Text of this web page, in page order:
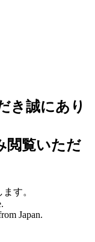
き誠にあり
閲覧いただ
す。
Japan.